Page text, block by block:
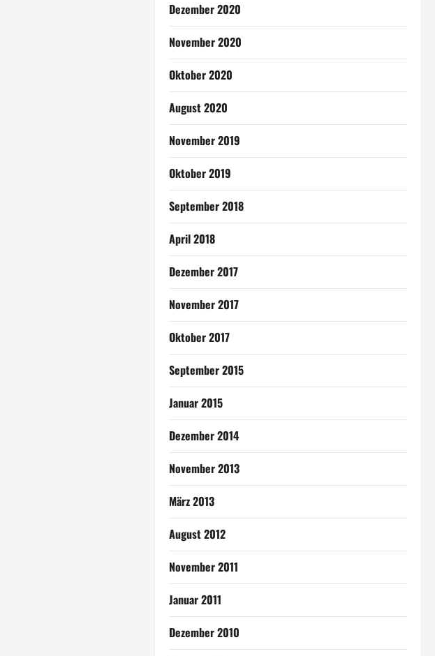
Dezember 2020
November 2020
Oktober 2020
August 2020
November 2019
Oktober 2019
September 2018
April 2018
Dezember 2017
November 2017
Oktober 2017
September 2015
Januar 2015
Dezember 2014
November 2013
März 2013
August 2012
November 2011
Januar 2011
Dezember 2010